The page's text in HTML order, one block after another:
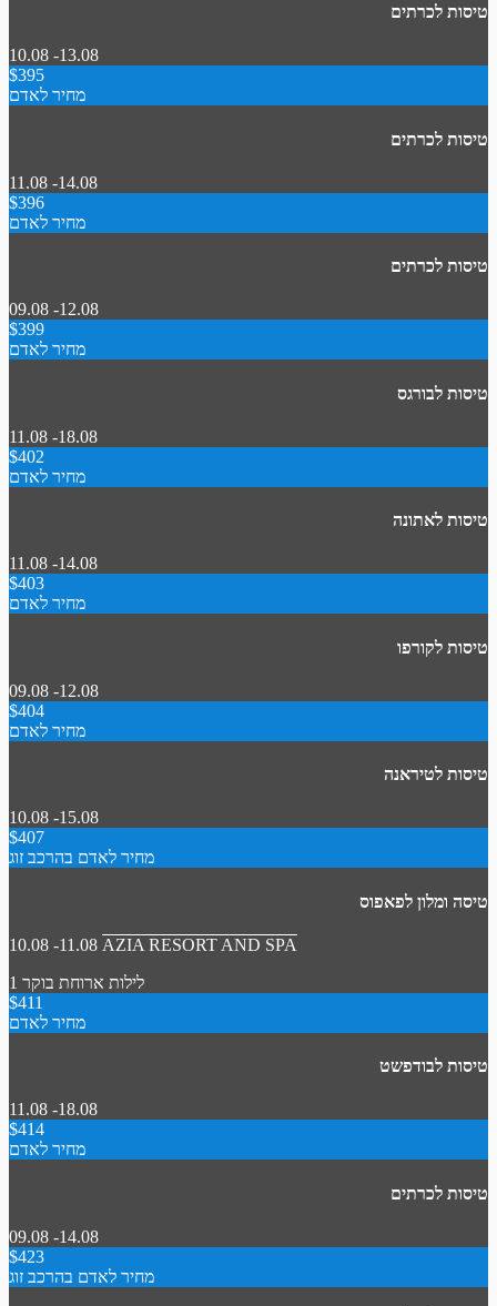
טיסות לכרתים
10.08 -13.08
$395
מחיר לאדם
טיסות לכרתים
11.08 -14.08
$396
מחיר לאדם
טיסות לכרתים
09.08 -12.08
$399
מחיר לאדם
טיסות לבורגס
11.08 -18.08
$402
מחיר לאדם
טיסות לאתונה
11.08 -14.08
$403
מחיר לאדם
טיסות לקורפו
09.08 -12.08
$404
מחיר לאדם
טיסות לטיראנה
10.08 -15.08
$407
מחיר לאדם בהרכב זוג
טיסה ומלון לפאפוס
10.08 -11.08 AZIA RESORT AND SPA
1 לילות ארוחת בוקר
$411
מחיר לאדם
טיסות לבודפשט
11.08 -18.08
$414
מחיר לאדם
טיסות לכרתים
09.08 -14.08
$423
מחיר לאדם בהרכב זוג